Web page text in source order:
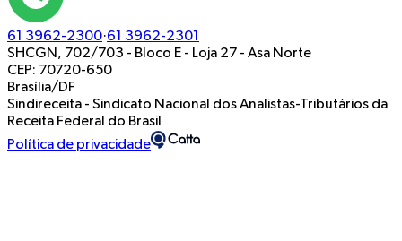
61 3962-2300·61 3962-2301
SHCGN, 702/703 - Bloco E - Loja 27 - Asa Norte
CEP: 70720-650
Brasília/DF
Sindireceita - Sindicato Nacional dos Analistas-Tributários da
Receita Federal do Brasil
Política de privacidade